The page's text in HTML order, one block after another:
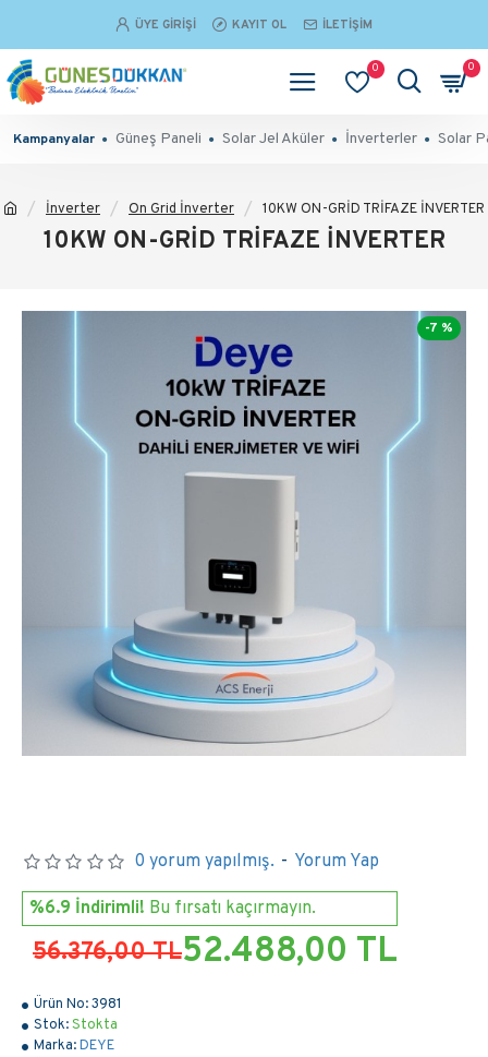
ÜYE GIRIŞI KAYIT OL İLETIŞIM
0 0
Kampanyalar Güneş Paneli Solar Jel Aküler İnverterler Solar
İnverter On Grid İnverter 10KW ON-GRİD TRİFAZE İNVERTER
10KW ON-GRİD TRİFAZE İNVERTER
-7 %
Ürün No:3981
Stok:Stokta
Marka:DEYE
0 yorum yapılmış. - Yorum Yap
%6.9 İndirimli! Bu fırsatı kaçırmayın.
56.376,00 TL52.488,00 TL